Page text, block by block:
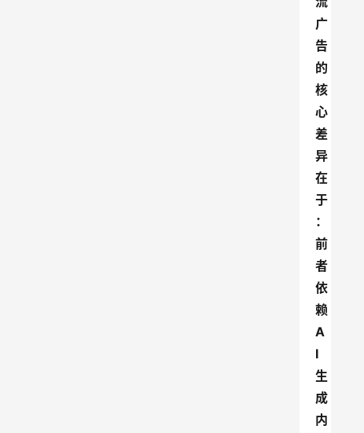
广
告
的
核
心
差
异
在
于
：
前
者
依
赖
A
I
生
成
内